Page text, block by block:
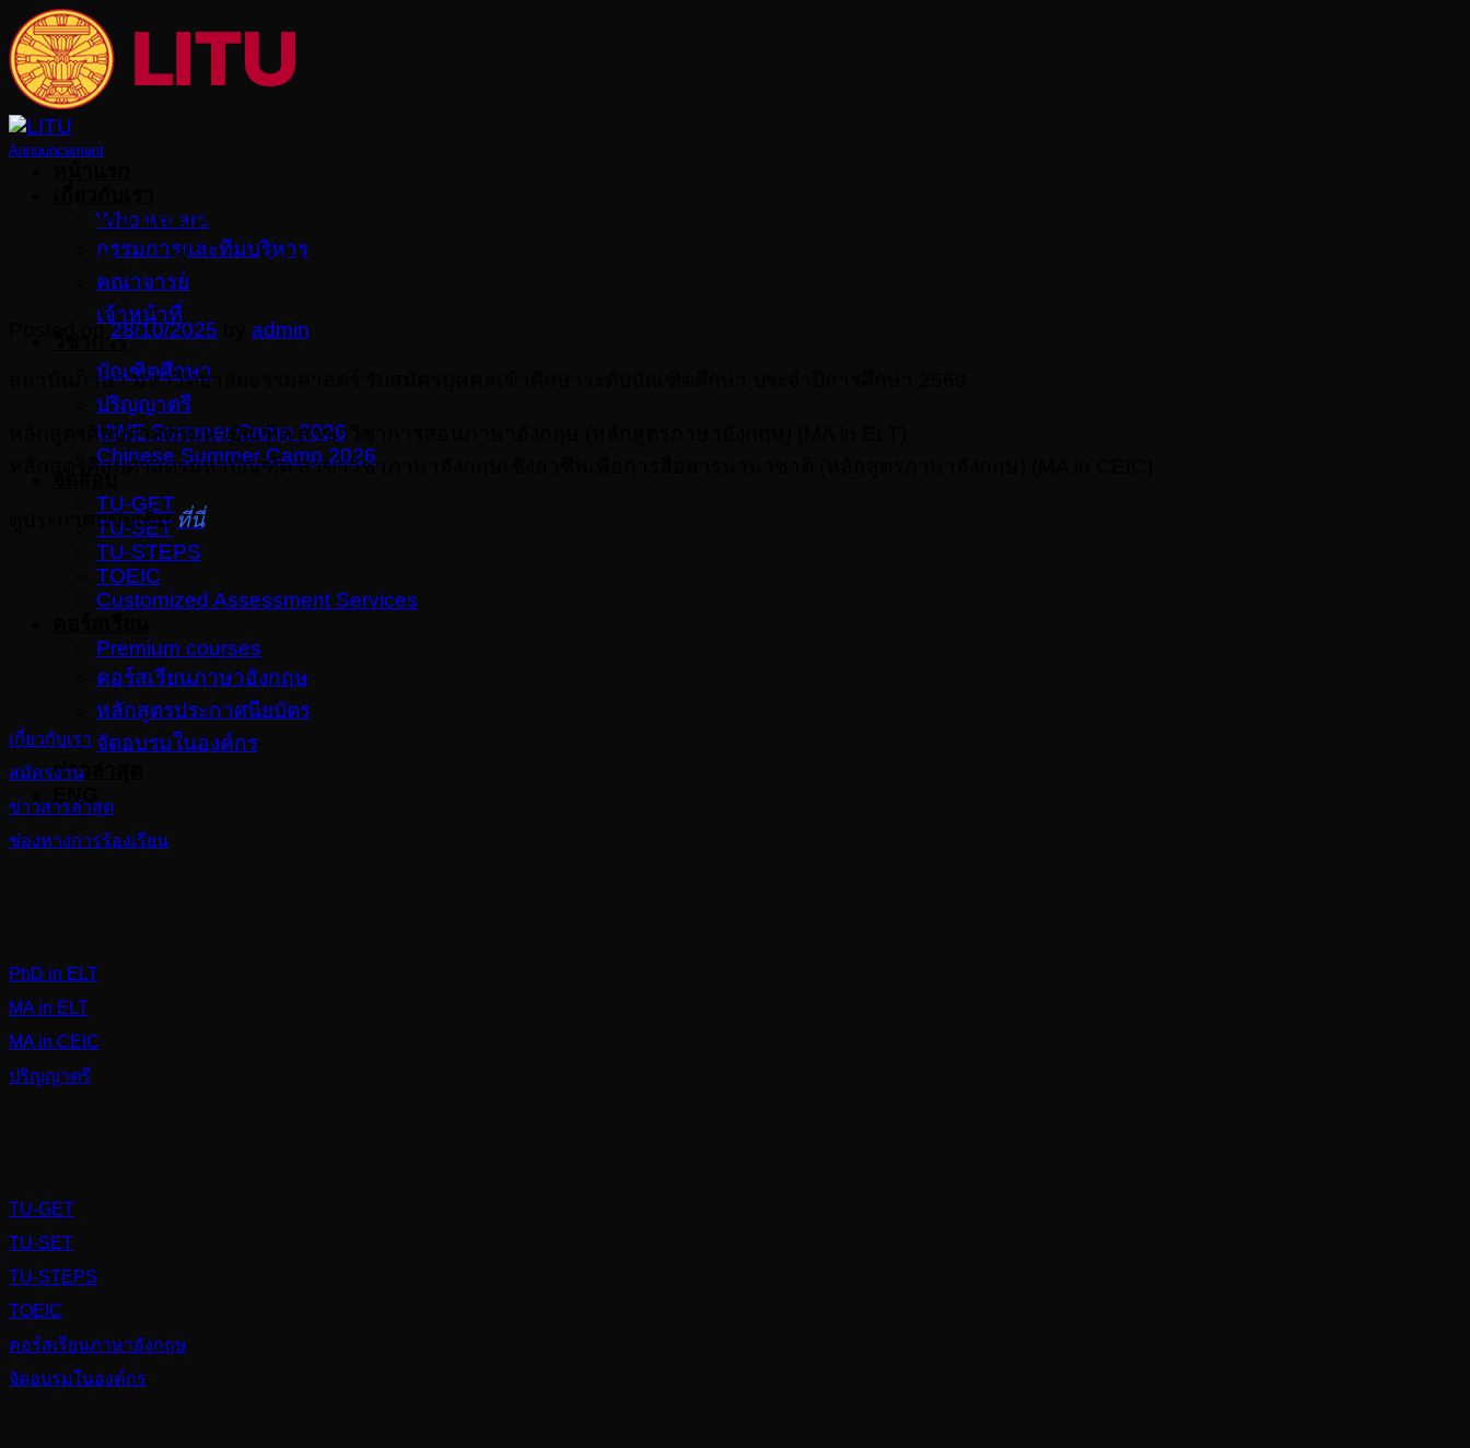
Skip
to
content
Who we are
กรรมการและทีมบริหาร
คณาจารย์
เจ้าหน้าที่
วิชาการ
บัณฑิตศึกษา
ปริญญาตรี
UWE Summer Camp 2026
Chinese Summer Camp 2026
TU-GET
TU-SET
TU-STEPS
TOEIC
Customized Assessment Services
Premium courses
คอร์สเรียนภาษาอังกฤษ
หลักสูตรประกาศนียบัตร
จัดอบรมในองค์กร
ข่าวล่าสุด
ENG
Announcement
ประกาศรับสมัครบุคคลเข้าศึกษาระดับบัณฑิตศึกษาหลักสูตร MA in ELT และ MA in CEIC
ประจำปีการศึกษา 2569
Posted on28/10/2025 admin
สถาบันภาษา มหาวิทยาลัยธรรมศาสตร์ รับสมัครบุคคลเข้าศึกษาระดับบัณฑิตศึกษา ประจำปีการศึกษา 2569
หลักสูตรศิลปศาสตรมหาบัณฑิต สาขาวิชาการสอนภาษาอังกฤษ (หลักสูตรภาษาอังกฤษ) (MA in ELT)
หลักสูตรศิลปศาสตรมหาบัณฑิต สาขาวิชาภาษาอังกฤษเชิงอาชีพเพื่อการสื่อสารนานาชาติ (หลักสูตรภาษาอังกฤษ) (MA in CEIC)
ดูประกาศฉบับเต็มที่นี่
เกี่ยวกับเรา
สมัครงาน
ข่าวสารล่าสุด
ช่องทางการร้องเรียน
PhD in ELT
MA in ELT
MA in CEIC
ปริญญาตรี
TU-GET
TU-SET
TU-STEPS
TOEIC
คอร์สเรียนภาษาอังกฤษ
จัดอบรมในองค์กร